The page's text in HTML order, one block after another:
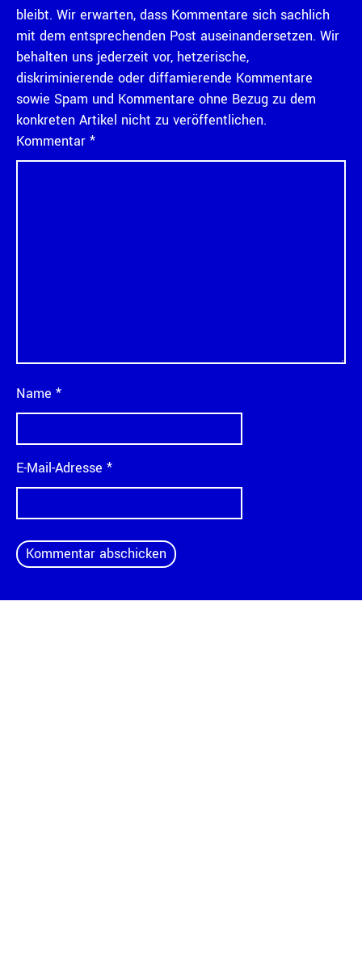
bleibt. Wir erwarten, dass Kommentare sich sachlich
mit dem entsprechenden Post auseinandersetzen. Wir
behalten uns jederzeit vor, hetzerische,
diskriminierende oder diffamierende Kommentare
sowie Spam und Kommentare ohne Bezug zu dem
konkreten Artikel nicht zu veröffentlichen.
Kommentar *
Name *
E-Mail-Adresse *